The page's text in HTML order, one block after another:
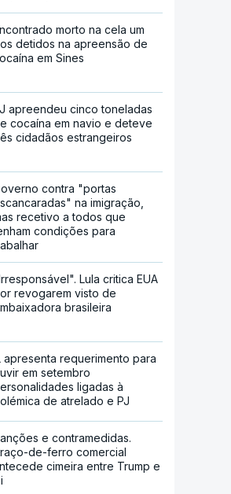
morto na cela um
detidos na apreensão de
em Sines
apreendeu cinco toneladas
cocaína em navio e deteve
cidadãos estrangeiros
contra "portas
na imigração,
recetivo a todos que
condições para
Lula critica EUA
revogarem visto de
brasileira
apresenta requerimento para
em setembro
ligadas à
de atrelado e PJ
e contramedidas.
de-ferro comercial
cimeira entre Trump e